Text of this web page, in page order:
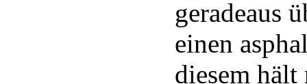
geradeaus
einen
diesem